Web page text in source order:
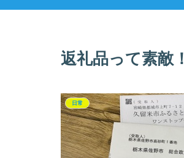
返礼品って素敵！
日常